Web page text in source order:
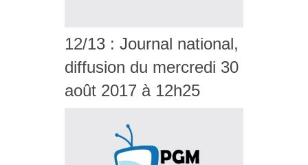
12/13 : Journal national,
diffusion du mercredi 30
août 2017 à 12h25